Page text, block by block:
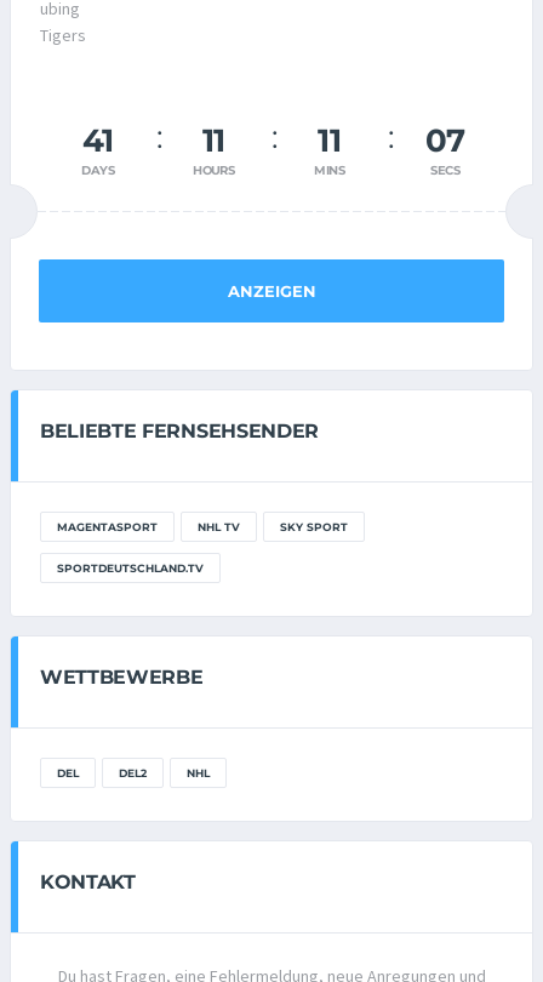
41
DAYS
11
HOURS
11
MINS
07
SECS
ANZEIGEN
BELIEBTE FERNSEHSENDER
MAGENTASPORT NHL TV SKY SPORT
SPORTDEUTSCHLAND.TV
WETTBEWERBE
DEL DEL2 NHL
KONTAKT
Du hast Fragen, eine Fehlermeldung, neue Anregungen und